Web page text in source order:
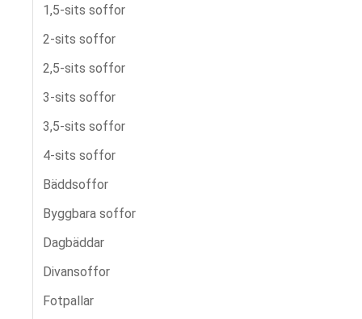
1,5-sits soffor
2-sits soffor
2,5-sits soffor
3-sits soffor
3,5-sits soffor
4-sits soffor
Bäddsoffor
Byggbara soffor
Dagbäddar
Divansoffor
Fotpallar